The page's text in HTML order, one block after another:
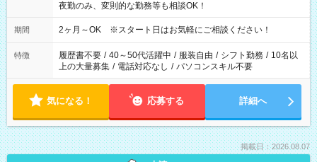
夜勤のみ、変則的な勤務等も相談OK！
期間 2ヶ月～OK ※スタート日はお気軽にご相談ください！
特徴 履歴書不要 / 40～50代活躍中 / 服装自由 / シフト勤務 / 10名以
上の大量募集 / 電話対応なし / パソコンスキル不要
気になる！ 応募する 詳細へ
掲載日：2026.08.07